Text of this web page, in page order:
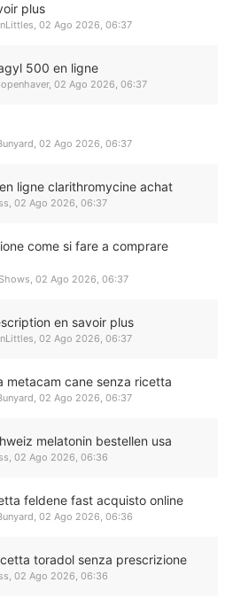
plus
, 02 Ago 2026, 06:37
500 en ligne
, 02 Ago 2026, 06:37
, 02 Ago 2026, 06:37
ligne clarithromycine achat
, 02 Ago 2026, 06:37
come si fare a comprare
, 02 Ago 2026, 06:37
en savoir plus
, 02 Ago 2026, 06:37
metacam cane senza ricetta
, 02 Ago 2026, 06:37
melatonin bestellen usa
, 02 Ago 2026, 06:36
feldene fast acquisto online
, 02 Ago 2026, 06:36
toradol senza prescrizione
, 02 Ago 2026, 06:36